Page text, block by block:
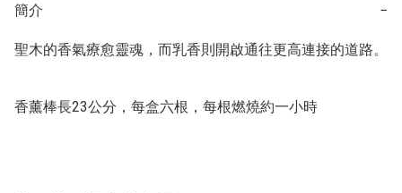
簡介 −
聖木的香氣療愈靈魂，而乳香則開啟通往更高連接的道路。
香薰棒長23公分，每盒六根，每根燃燒約一小時